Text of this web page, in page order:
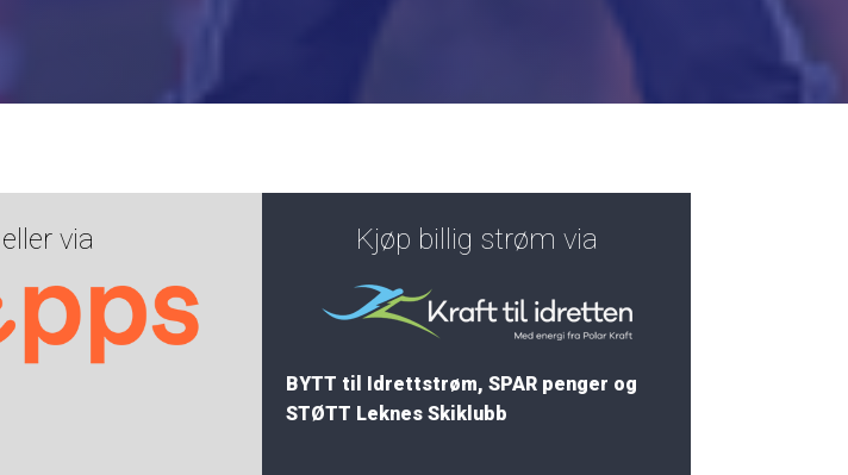
eller via Kjøp billig strøm via
BYTT til Idrettstrøm, SPAR penger og
STØTT Leknes Skiklubb